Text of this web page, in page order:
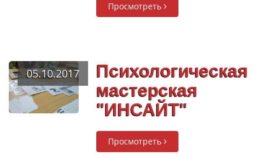
Просмотреть
05.10.2017
Психологическая
мастерская
"ИНСАЙТ"
Просмотреть